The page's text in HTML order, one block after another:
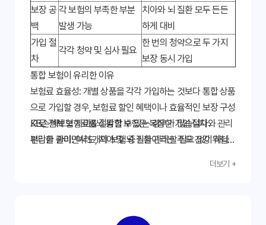
보장 공
백
각 보험의 부족한 부분
발생 가능
치아와 뇌 질환 모두 든든
하게 대비
가입 절
차
각각 청약 및 심사 필요
한 번의 청약으로 두 가지
보장 동시 가입
통합 보험이 유리한 이유
보험료 효율성: 개별 상품을 각각 가입하는 것보다 통합 상품
으로 가입할 경우, 보험료 할인 혜택이나 효율적인 보장 구성
으로 전체 보험료를 절감할 수 있는 경우가 많습니다.
편리한 관리:여러 개의 보험 증권을 관리할 필요 없이 하나
한 건강 안전망을 구축할 수 있습니다. 예를 들어, 잇몸 질환
KB손해보험 치아&뇌 통합 보험은 복잡한 가입 절차와 관리
부담을 줄이면서도, 치아 및 뇌 질환이라는 주요 건강 위험에
더보기 +